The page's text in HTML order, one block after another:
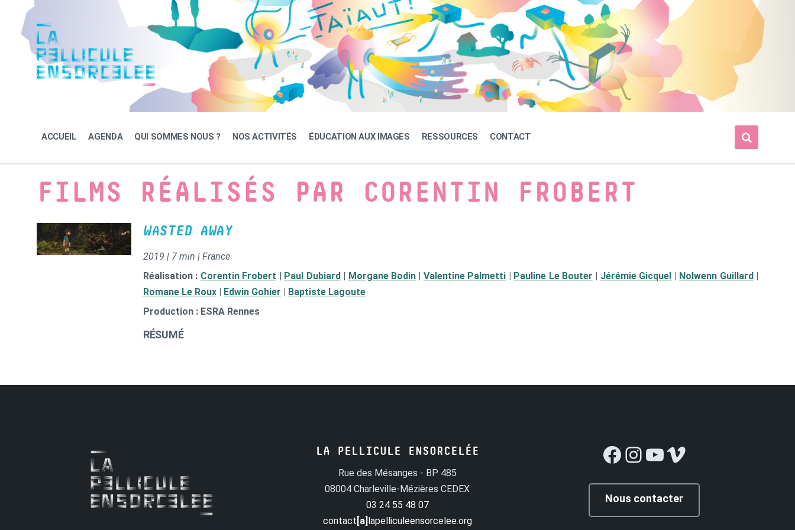
content
navigation
footer
ACCUEIL AGENDA QUI SOMMES NOUS ? NOS ACTIVITÉS ÉDUCATION AUX IMAGES RESSOURCES CONTACT
FILMS RÉALISÉS PAR CORENTIN FROBERT
WASTED AWAY
2019 | 7 min | France
Réalisation : Corentin Frobert | Paul Dubiard| Morgane Bodin| Valentine Palmetti | Pauline Le Bouter | Jérémie Gicquel | Nolwenn Guillard|
Romane Le Roux | Edwin Gohier | Baptiste Lagoute
Production : ESRA Rennes
RÉSUMÉ
LA PELLICULE ENSORCELÉE
Rue des Mésanges - BP 485
08004 Charleville-Mézières CEDEX
03 24 55 48 07
contact [a] lapelliculeensorcelee.org
Facebook
Instagram
YouTube
Vimeo
Nous contacter